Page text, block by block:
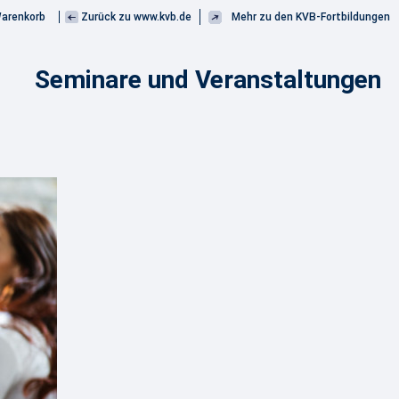
Zurück zu www.kvb.de Mehr zu den KVB-Fortbildungen
Seminare und Veranstaltungen